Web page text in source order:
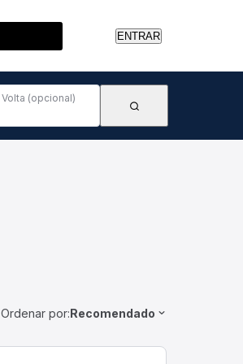
ENTRAR
Volta (opcional)
Ordenar por:Recomendado